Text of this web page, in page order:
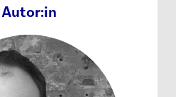
Autor:in